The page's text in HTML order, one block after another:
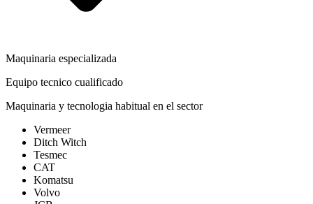
Maquinaria especializada
Equipo tecnico cualificado
Maquinaria y tecnologia habitual en el sector
Vermeer
Ditch Witch
Tesmec
CAT
Komatsu
Volvo